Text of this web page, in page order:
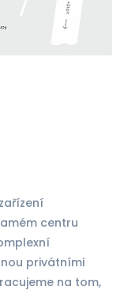
centru
privátními
na tom,